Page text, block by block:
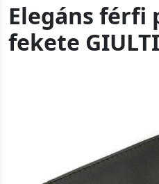
Elegáns férfi
fekete